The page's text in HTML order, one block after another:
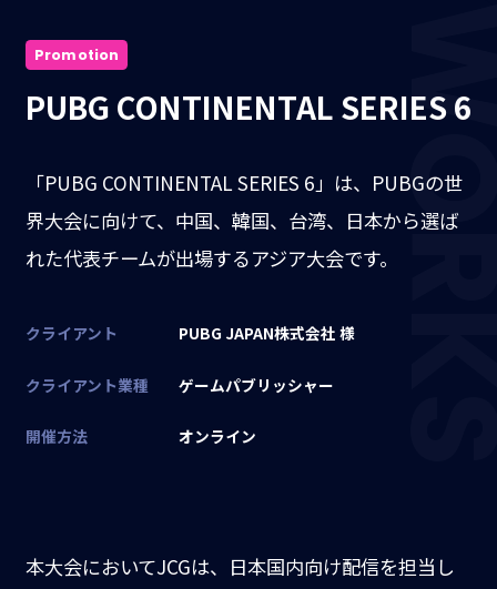
Promotion
PUBG CONTINENTAL SERIES 6
「PUBG CONTINENTAL SERIES 6」は、PUBGの世
界大会に向けて、中国、韓国、台湾、日本から選ば
れた代表チームが出場するアジア大会です。
クライアント PUBG JAPAN株式会社 様
クライアント業種 ゲームパブリッシャー
開催方法 オンライン
本大会においてJCGは、日本国内向け配信を担当し